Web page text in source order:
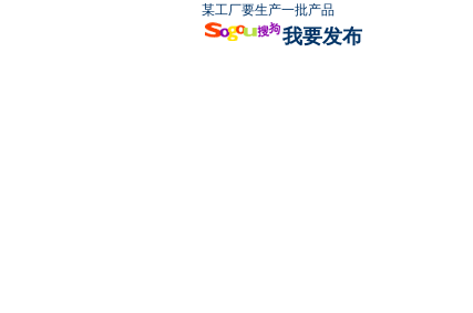
某工厂要生产一批产品
我要发布